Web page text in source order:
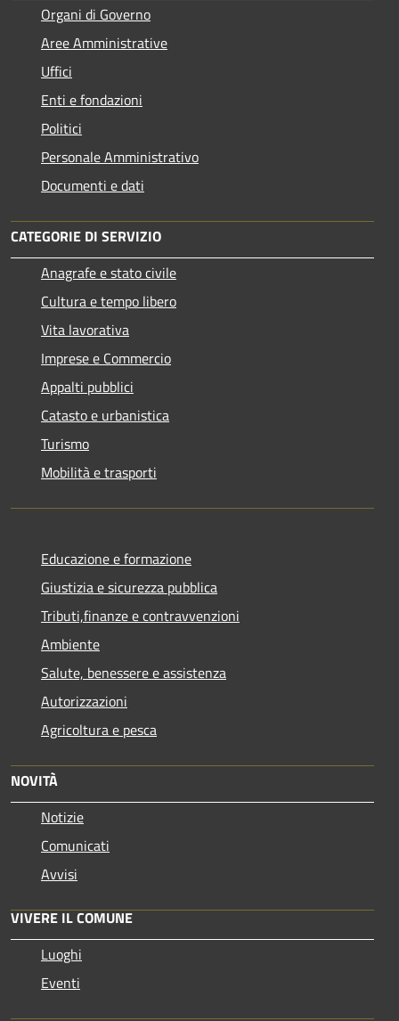
Organi di Governo
Aree Amministrative
Uffici
Enti e fondazioni
Politici
Personale Amministrativo
Documenti e dati
CATEGORIE DI SERVIZIO
Anagrafe e stato civile
Cultura e tempo libero
Vita lavorativa
Imprese e Commercio
Appalti pubblici
Catasto e urbanistica
Turismo
Mobilità e trasporti
Educazione e formazione
Giustizia e sicurezza pubblica
Tributi,finanze e contravvenzioni
Ambiente
Salute, benessere e assistenza
Autorizzazioni
Agricoltura e pesca
NOVITÀ
Notizie
Comunicati
Avvisi
VIVERE IL COMUNE
Luoghi
Eventi